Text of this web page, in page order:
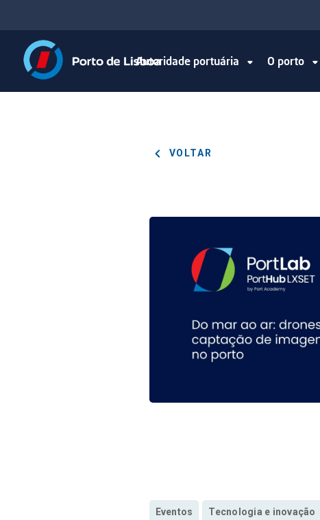
Autoridade portuária O porto
VOLTAR
Eventos Tecnologia e inovação